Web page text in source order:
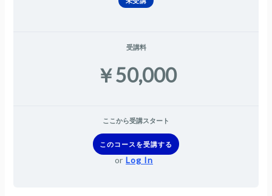
受講料
￥50,000
ここから受講スタート
このコースを受講する
or Log In